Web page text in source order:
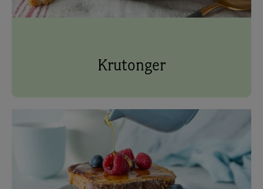
Krutonger